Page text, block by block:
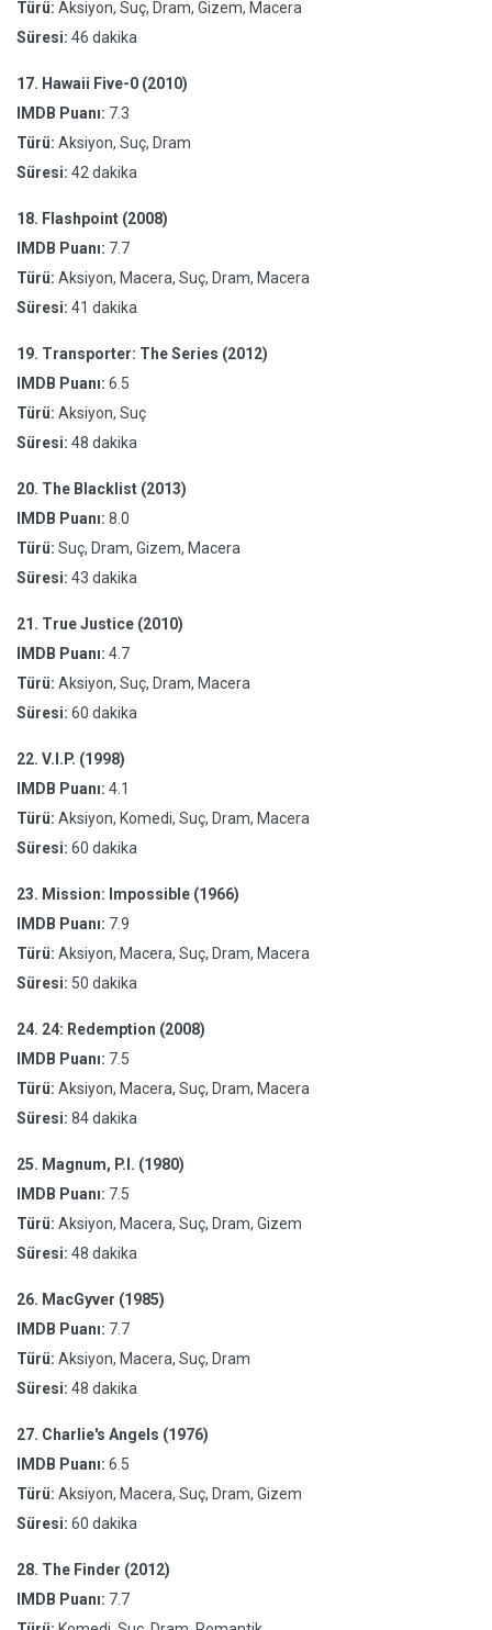
Türü: Aksiyon, Suç, Dram, Gizem, Macera
Süresi: 46 dakika
17. Hawaii Five-0 (2010)
IMDB Puanı: 7.3
Türü: Aksiyon, Suç, Dram
Süresi: 42 dakika
18. Flashpoint (2008)
IMDB Puanı: 7.7
Türü: Aksiyon, Macera, Suç, Dram, Macera
Süresi: 41 dakika
19. Transporter: The Series (2012)
IMDB Puanı: 6.5
Türü: Aksiyon, Suç
Süresi: 48 dakika
20. The Blacklist (2013)
IMDB Puanı: 8.0
Türü: Suç, Dram, Gizem, Macera
Süresi: 43 dakika
21. True Justice (2010)
IMDB Puanı: 4.7
Türü: Aksiyon, Suç, Dram, Macera
Süresi: 60 dakika
22. V.I.P. (1998)
IMDB Puanı: 4.1
Türü: Aksiyon, Komedi, Suç, Dram, Macera
Süresi: 60 dakika
23. Mission: Impossible (1966)
IMDB Puanı: 7.9
Türü: Aksiyon, Macera, Suç, Dram, Macera
Süresi: 50 dakika
24. 24: Redemption (2008)
IMDB Puanı: 7.5
Türü: Aksiyon, Macera, Suç, Dram, Macera
Süresi: 84 dakika
25. Magnum, P.I. (1980)
IMDB Puanı: 7.5
Türü: Aksiyon, Macera, Suç, Dram, Gizem
Süresi: 48 dakika
26. MacGyver (1985)
IMDB Puanı: 7.7
Türü: Aksiyon, Macera, Suç, Dram
Süresi: 48 dakika
27. Charlie's Angels (1976)
IMDB Puanı: 6.5
Türü: Aksiyon, Macera, Suç, Dram, Gizem
Süresi: 60 dakika
28. The Finder (2012)
IMDB Puanı: 7.7